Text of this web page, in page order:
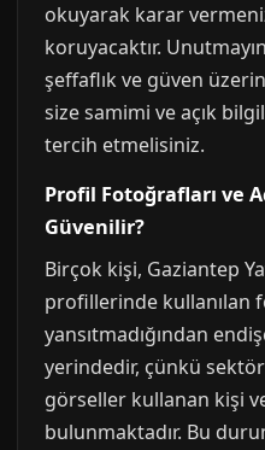
okuyarak karar
koruyacaktır.
şeffaflık ve güven
size samimi ve açık
tercih etmelisiniz.
Profil Fotoğrafları ve
Güvenilir?
Birçok kişi, Gaziantep
profillerinde kullanılan
yansıtmadığından
yerindedir, çünkü
görseller kullanan kişi
bulunmaktadır. Bu